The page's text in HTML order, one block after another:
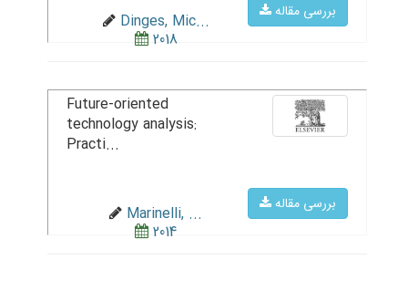
بررسی مقاله
Dinges, Mic...
2018
بررسی مقاله
Future-oriented
technology analysis:
Practi...
Marinelli, ...
2014